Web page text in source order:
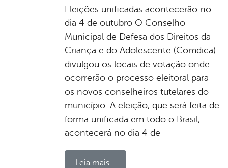
Eleições unificadas acontecerão no
dia 4 de outubro O Conselho
Municipal de Defesa dos Direitos da
Criança e do Adolescente (Comdica)
divulgou os locais de votação onde
ocorrerão o processo eleitoral para
os novos conselheiros tutelares do
município. A eleição, que será feita de
forma unificada em todo o Brasil,
acontecerá no dia 4 de
Leia mais...